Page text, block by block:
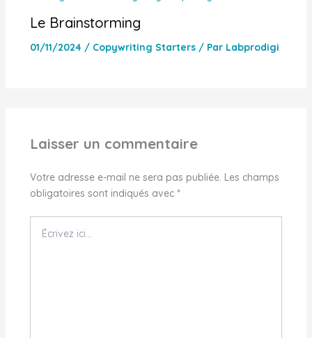
Le Brainstorming
01/11/2024 / Copywriting Starters/ Par Labprodigi
Laisser un commentaire
Votre adresse e-mail ne sera pas publiée. Les champs
obligatoires sont indiqués avec *
ici…